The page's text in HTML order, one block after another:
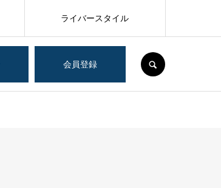
会員登録
ライバースタイル